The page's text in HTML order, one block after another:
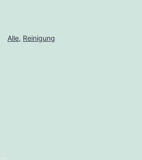
Alle, Reinigung